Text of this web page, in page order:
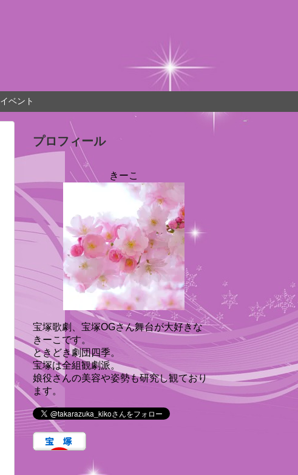
イベント
プロフィール
きーこ
宝塚歌劇、宝塚OGさん舞台が大好きな
きーこです。
ときどき劇団四季。
宝塚は全組観劇派。
娘役さんの美容や姿勢も研究し観ており
ます。